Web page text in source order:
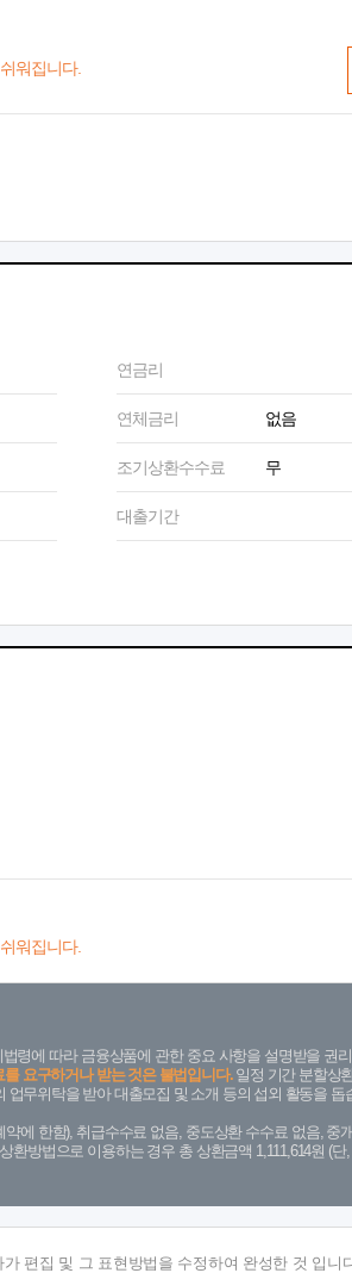
워집니다.
연금리
연체금리 없음
조기상환수수료 무
대출기간
워집니다.
령에 따라 금융상품에 관한 중요 사항을 설명받을 권
요구하거나 받는 것은 불법입니다.일정 기간 분할상
무위탁을 받아 대출모집 및 소개 등의 섭외 활동을
에 한함), 취급수수료 없음, 중도상환 수수료 없음,
방법으로 이용하는 경우 총 상환금액 1,111,614원 (
편집 및 그 표현방법을 수정하여 완성한 것 입니